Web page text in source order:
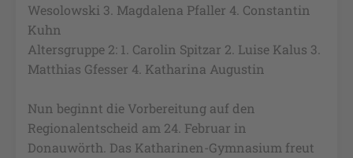
Wesolowski 3. Magdalena Pfaller 4. Constantin
Kuhn
Altersgruppe 2: 1. Carolin Spitzar 2. Luise Kalus 3.
Matthias Gfesser 4. Katharina Augustin
Nun beginnt die Vorbereitung auf den
Regionalentscheid am 24. Februar in
Donauwörth. Das Katharinen-Gymnasium freut